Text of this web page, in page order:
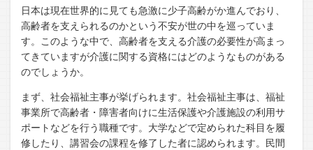
日本は現在世界的に見ても急激に少子高齢がか進んでおり、
高齢者を支えられるのかという不安が世の中を巡っていま
す。このような中で、高齢者を支える介護の必要性が高まっ
てきていますが介護に関する資格にはどのようなものがある
のでしょうか。
まず、社会福祉主事が挙げられます。社会福祉主事は、福祉
事業所で高齢者・障害者向けに生活保護や介護施設の利用サ
ポートなどを行う職種です。大学などで定められた科目を履
修したり、講習会の課程を修了した者に認められます。民間